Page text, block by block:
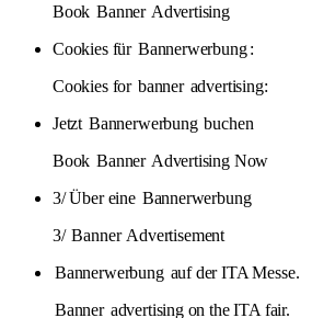
Book Banner Advertising
Cookies für Bannerwerbung:
Cookies for banner advertising:
Jetzt Bannerwerbung buchen
Book Banner Advertising Now
3/ Über eine Bannerwerbung
3/ Banner Advertisement
Bannerwerbung auf der ITA Messe.
Banner advertising on the ITA fair.